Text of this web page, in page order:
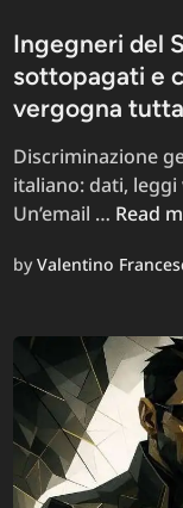
Ingegneri del
sottopagati e
vergogna
Discriminazione
italiano: dati,
Un’email …
Sud
e
una
Read
byValentino